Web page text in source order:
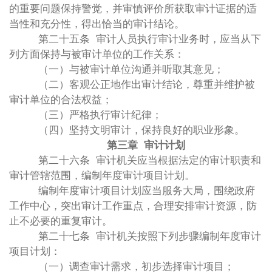
的重要问题保持警觉，并审慎评价所获取审计证据的适
当性和充分性，得出恰当的审计结论。
第二十五条 审计人员执行审计业务时，应当从下
列方面保持与被审计单位的工作关系：
（一）与被审计单位沟通并听取其意见；
（二）客观公正地作出审计结论，尊重并维护被
审计单位的合法权益；
（三）严格执行审计纪律；
（四）坚持文明审计，保持良好的职业形象。
第三章 审计计划
第二十六条 审计机关应当根据法定的审计职责和
审计管辖范围，编制年度审计项目计划。
编制年度审计项目计划应当服务大局，围绕政府
工作中心，突出审计工作重点，合理安排审计资源，防
止不必要的重复审计。
第二十七条 审计机关按照下列步骤编制年度审计
项目计划：
（一）调查审计需求，初步选择审计项目；